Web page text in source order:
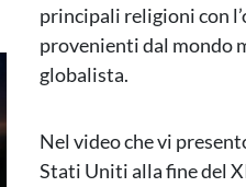
principali religioni con
provenienti dal mondo
globalista.
Nel video che vi
Stati Uniti alla fine del